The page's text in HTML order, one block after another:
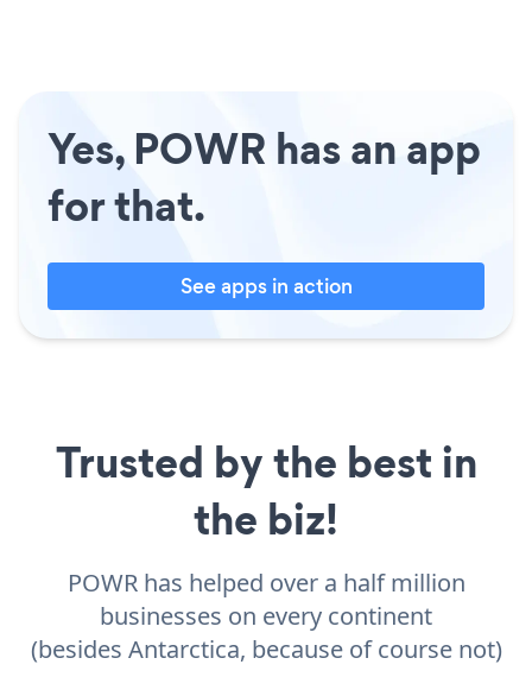
Yes, POWR has an app
for that.
See apps in action
Trusted by the best in
the biz!
POWR has helped over a half million
businesses on every continent
(besides Antarctica, because of course not)